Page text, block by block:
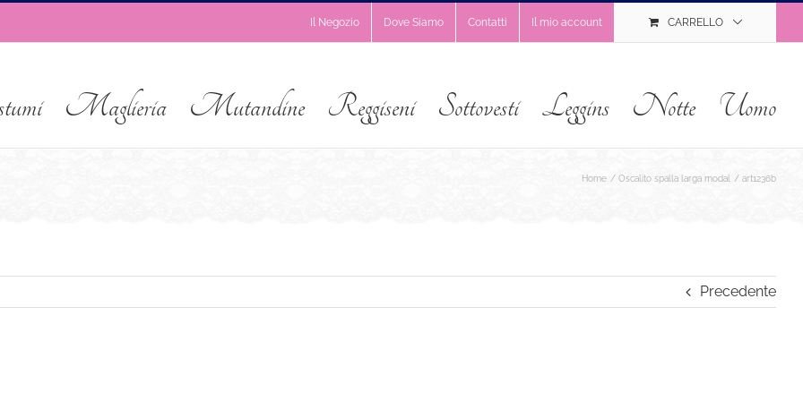
Il Negozio Dove Siamo Contatti Il mio account CARRELLO
Maglieria Mutandine Reggiseni Sottovesti Leggins Notte Uomo
Home Oscalito spalla larga modal art1236b
Precedente